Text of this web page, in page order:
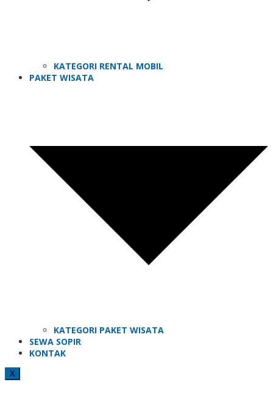
KATEGORI RENTAL MOBIL
PAKET WISATA
KATEGORI PAKET WISATA
SEWA SOPIR
KONTAK
X